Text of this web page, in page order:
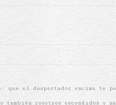
que el despertador encima te
rosotros escondidos y